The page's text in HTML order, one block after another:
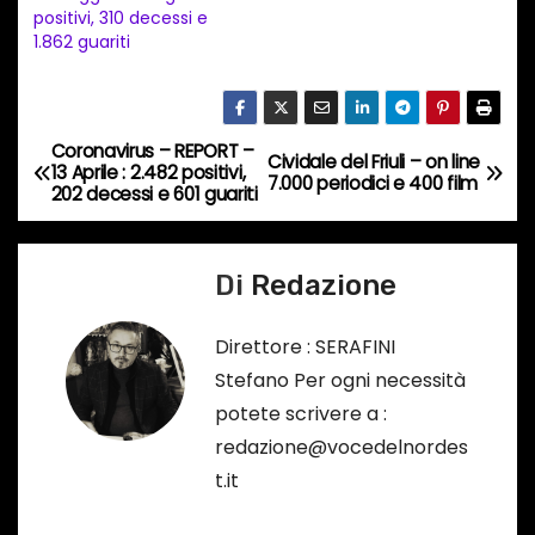
t
o
c
o
s
positivi, 310 decessi e
1.862 guariti
N
a
Cividale del Friuli – on line
7.000 periodici e 400 film
Coronavirus – REPORT –
13 Aprile : 2.482 positivi,
202 decessi e 601 guariti
Di Redazione
Direttore : SERAFINI
Stefano Per ogni necessità
potete scrivere a :
redazione@vocedelnordes
t.it